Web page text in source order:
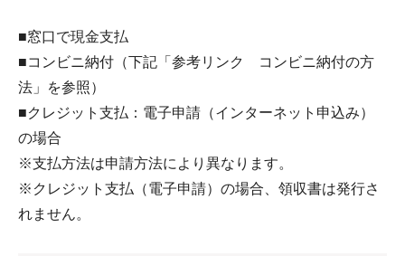
■窓口で現金支払
■コンビニ納付（下記「参考リンク コンビニ納付の方
法」を参照）
■クレジット支払：電子申請（インターネット申込み）
の場合
※支払方法は申請方法により異なります。
※クレジット支払（電子申請）の場合、領収書は発行さ
れません。